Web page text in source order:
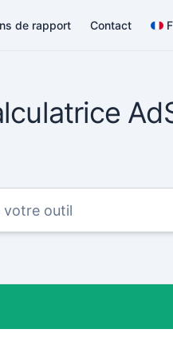
de rapport Contact